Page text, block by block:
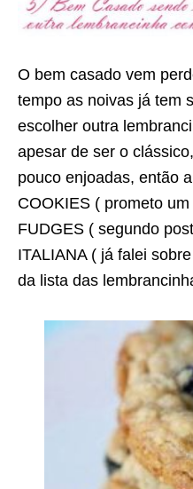
O bem casado vem
tempo as noivas já tem
escolher outra
apesar de ser o
pouco enjoadas, então
COOKIES ( prometo
FUDGES ( segundo
ITALIANA ( já falei
da lista das